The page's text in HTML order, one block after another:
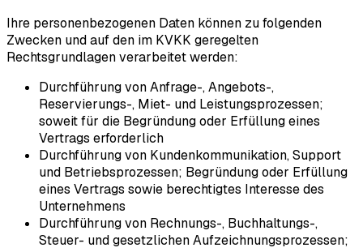
Ihre personenbezogenen Daten können zu folgenden
Zwecken und auf den im KVKK geregelten
Rechtsgrundlagen verarbeitet werden:
Durchführung von Anfrage-, Angebots-,
Reservierungs-, Miet- und Leistungsprozessen;
soweit für die Begründung oder Erfüllung eines
Vertrags erforderlich
Durchführung von Kundenkommunikation, Support
und Betriebsprozessen; Begründung oder Erfüllung
eines Vertrags sowie berechtigtes Interesse des
Unternehmens
Durchführung von Rechnungs-, Buchhaltungs-,
Steuer- und gesetzlichen Aufzeichnungsprozessen;